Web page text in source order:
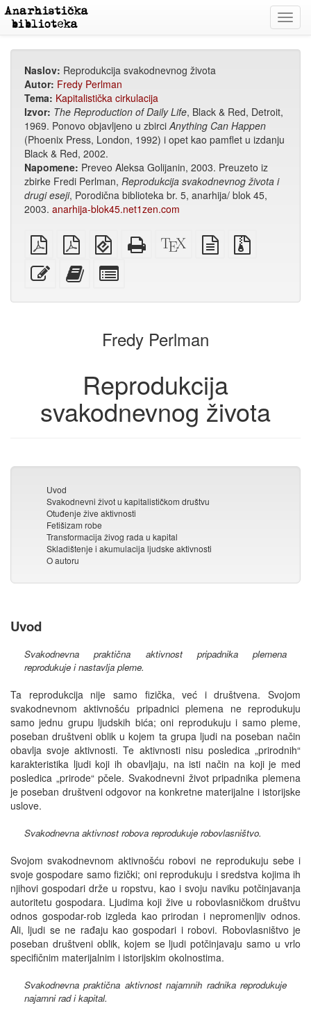
Naslov: Reprodukcija svakodnevnog života
Autor: Fredy Perlman
Tema: Kapitalistička cirkulacija
Izvor: The Reproduction of Daily Life, Black & Red, Detroit,
1969. Ponovo objavljeno u zbirciAnything Can Happen
(Phoenix Press, London, 1992) i opet kao pamflet u izdanju
Black & Red, 2002.
Napomene: Preveo Aleksa Golijanin, 2003. Preuzeto iz
zbirke Fredi Perlman, Reprodukcija svakodnevnog života i
drugi eseji, Porodična biblioteka br. 5, anarhija/ blok 45,
2003. anarhija-blok45.net1zen.com
običan
PDF
A4
PDF
štampanje
EPUB
(za
mobilne
uređaje)
Potpuni
HTML
XeLaTex
izvor
izvor
Uredi
ovaj
Dodaj
ovaj
zbirci
za
Fredy Perlman
Reprodukcija
svakodnevnog života
Uvod
Svakodnevni život u kapitalističkom društvu
Otuđenje žive aktivnosti
Fetišizam robe
Transformacija živog rada u kapital
Skladištenje i akumulacija ljudske aktivnosti
O autoru
Uvod
Svakodnevna praktična aktivnost pripadnika plemena
reprodukuje i nastavlja pleme.
Ta reprodukcija nije samo fizička, već i društvena. Svojom
svakodnevnom aktivnošću pripadnici plemena ne reprodukuju
samo jednu grupu ljudskih bića; oni reprodukuju i samo pleme,
poseban društveni oblik u kojem ta grupa ljudi na poseban način
obavlja svoje aktivnosti. Te aktivnosti nisu posledica „prirodnih“
karakteristika ljudi koji ih obavljaju, na isti način na koji je med
posledica „prirode“ pčele. Svakodnevni život pripadnika plemena
je poseban društveni odgovor na konkretne materijalne i istorijske
uslove.
Svakodnevna aktivnost robova reprodukuje robovlasništvo.
Svojom svakodnevnom aktivnošću robovi ne reprodukuju sebe i
svoje gospodare samo fizički; oni reprodukuju i sredstva kojima ih
njihovi gospodari drže u ropstvu, kao i svoju naviku potčinjavanja
autoritetu gospodara. Ljudima koji žive u robovlasničkom društvu
odnos gospodar-rob izgleda kao prirodan i nepromenljiv odnos.
Ali, ljudi se ne rađaju kao gospodari i robovi. Robovlasništvo je
poseban društveni oblik, kojem se ljudi potčinjavaju samo u vrlo
specifičnim materijalnim i istorijskim okolnostima.
Svakodnevna praktična aktivnost najamnih radnika reprodukuje
najamni rad i kapital.